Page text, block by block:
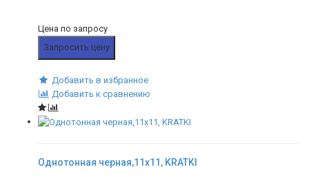
Цена по запросу
Запросить цену
Добавить в избранное
Добавить к сравнению
Однотонная черная,11x11, KRATKI